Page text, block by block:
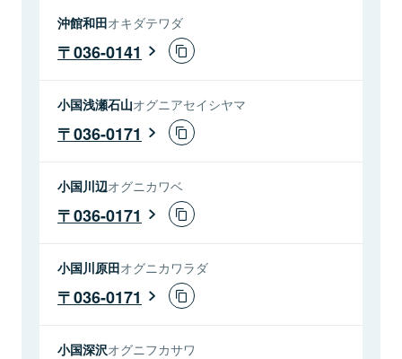
沖館和田オキダテワダ
036-0141
小国浅瀬石山オグニアセイシヤマ
036-0171
小国川辺オグニカワベ
036-0171
小国川原田オグニカワラダ
036-0171
小国深沢オグニフカサワ